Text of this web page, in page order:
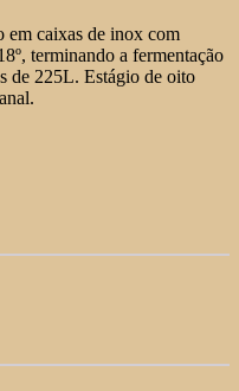
em caixas de inox com
terminando a fermentação
de 225L. Estágio de oito